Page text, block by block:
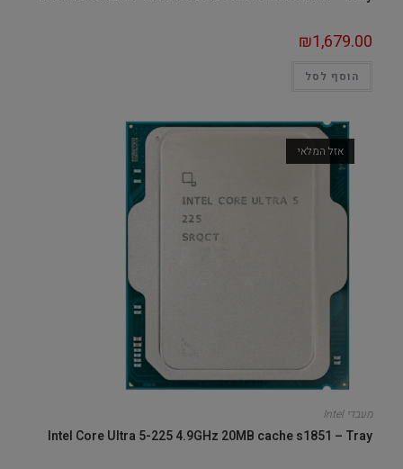
₪1,679.00
הוסף לסל
אזל המלאי
מעבדי Intel
Intel Core Ultra 5-225 4.9GHz 20MB cache s1851 – Tray